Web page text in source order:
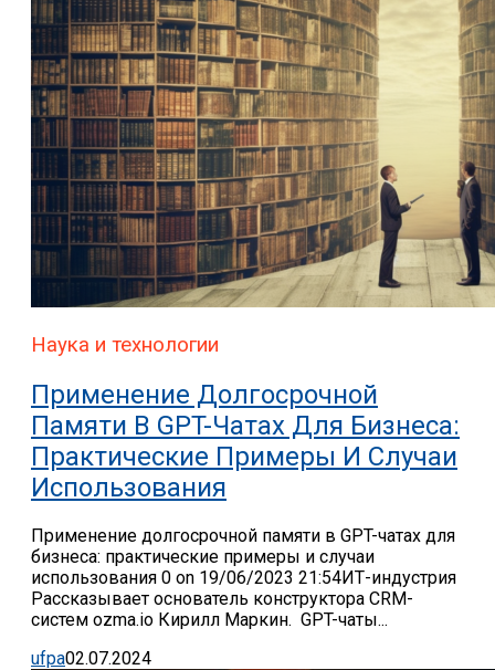
Наука и технологии
Применение Долгосрочной
Памяти В GPT-Чатах Для Бизнеса:
Практические Примеры И Случаи
Использования
Применение долгосрочной памяти в GPT-чатах для
бизнеса: практические примеры и случаи
использования 0 on 19/06/2023 21:54ИТ-индустрия
Рассказывает основатель конструктора CRM-
систем ozma.io Кирилл Маркин. GPT-чаты...
ufpa02.07.2024